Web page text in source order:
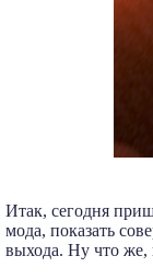
Итак, сегодня
мода, показать
выхода. Ну что же,